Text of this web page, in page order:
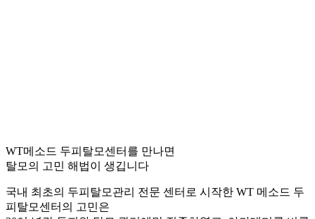
WT메소드 두피탈모센터를 만나면
탈모의 고민 해법이 생깁니다
국내 최초의 두피탈모관리 전문 센터로 시작한 WT 메소드 두
피탈모센터의 고민은